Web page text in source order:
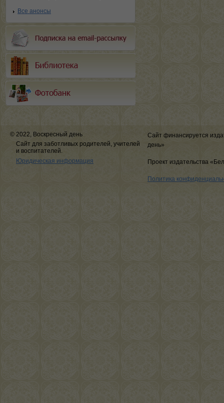
Все анонсы
© 2022, Воскресный день
Сайт для заботливых родителей, учителей
и воспитателей.
Юридическая информация
Сайт финансируется
день»
Проект издательства
Политика